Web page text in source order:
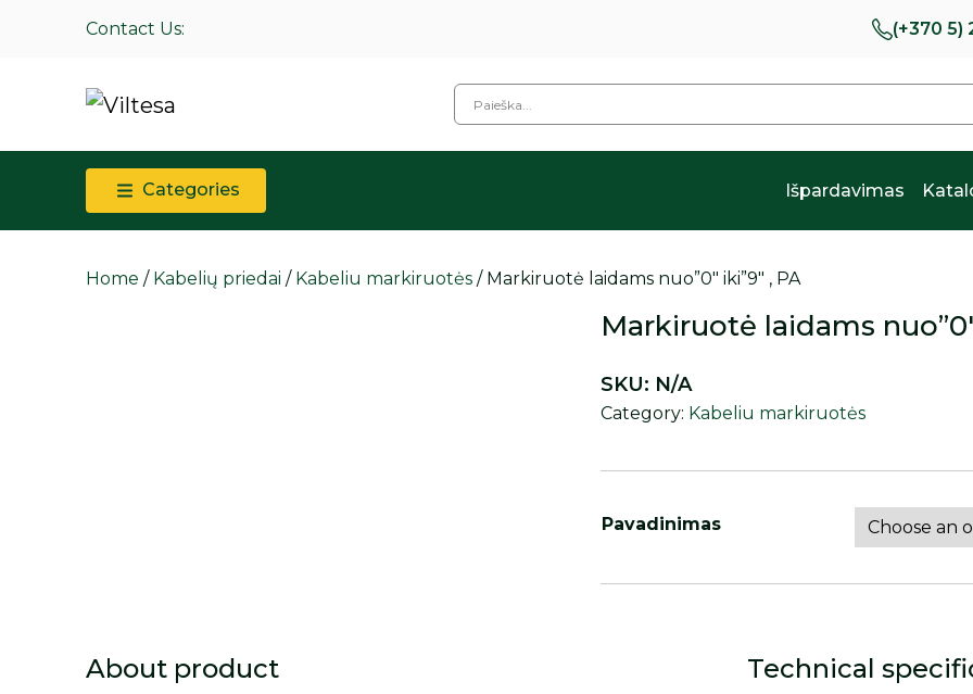
Contact Us: (+370 5)
Categories Išpardavimas
Home / Kabelių priedai / Kabeliu markiruotės / Markiruotė laidams nuo”0″ iki”9″ , PA
Markiruotė laidams
Pavadinimas
SKU: N/A
Category: Kabeliu markiruotės
About product Technical